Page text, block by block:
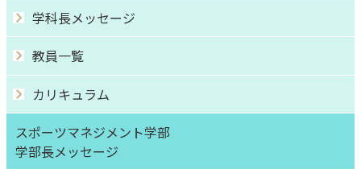
学科長メッセージ
教員一覧
カリキュラム
スポーツマネジメント学部
学部⻑メッセージ